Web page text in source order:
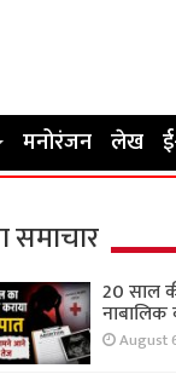
मनोरंजन लेख
समाचार
20 साल
नाबालिक
August